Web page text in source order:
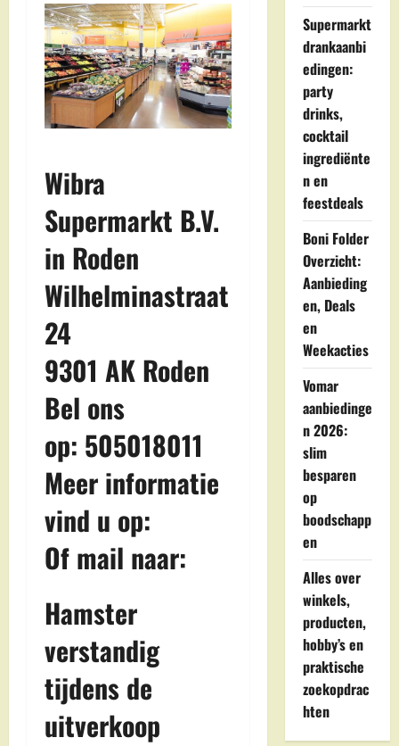
Wibra
Supermarkt B.V.
in Roden
Wilhelminastraat
24
9301 AK Roden
Bel ons
op: 505018011
Meer informatie
vind u op:
Of mail naar:
Hamster
verstandig
tijdens de
uitverkoop
Supermarkt
drankaanbi
edingen:
party
drinks,
cocktail
ingrediënte
n en
feestdeals
Boni Folder
Overzicht:
Aanbieding
en, Deals
en
Weekacties
Vomar
aanbiedinge
n 2026:
slim
besparen
op
boodschapp
en
Alles over
winkels,
producten,
hobby’s en
praktische
zoekopdrac
hten